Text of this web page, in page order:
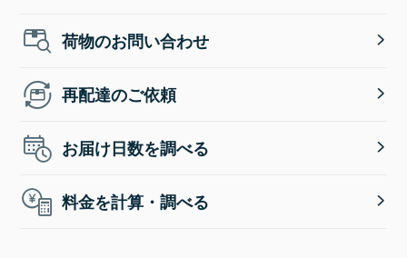
荷物のお問い合わせ
再配達のご依頼
お届け日数を調べる
料金を計算・調べる